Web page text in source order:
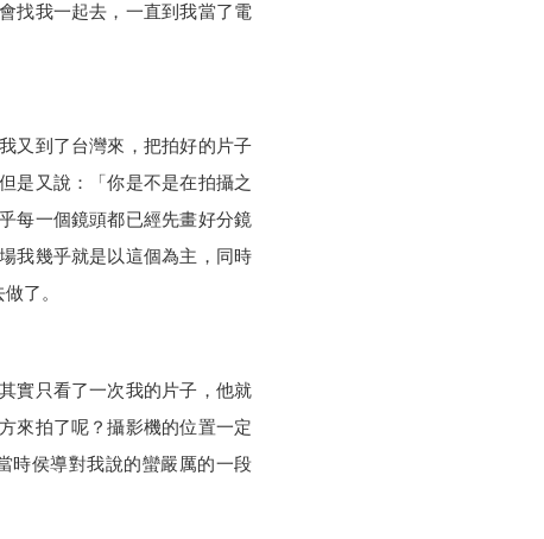
找我一起去，一直到我當了電
又到了台灣來，把拍好的片子
是又說：「你是不是在拍攝之
每一個鏡頭都已經先畫好分鏡
我幾乎就是以這個為主，同時
了。
實只看了一次我的片子，他就
來拍了呢？攝影機的位置一定
時侯導對我說的蠻嚴厲的一段